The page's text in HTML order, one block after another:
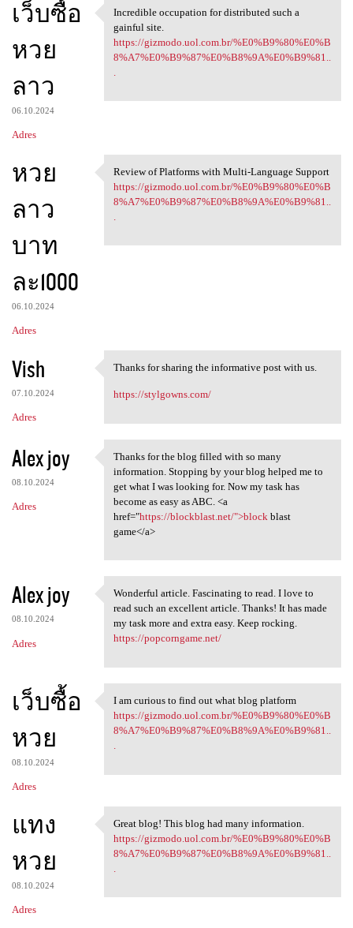
เว็บซื้อ
หวย
ลาว
06.10.2024
Adres
Incredible occupation for
Incredible occupation for distributed such a
gainful site.
https://gizmodo.uol.com.br/%E0%B9%80%E0%B
8%A7%E0%B9%87%E0%B8%9A%E0%B9%81..
หวย
ลาว
บาท
ละ1000
06.10.2024
Adres
Review of Platforms with
Review of Platforms with Multi-Language Support
https://gizmodo.uol.com.br/%E0%B9%80%E0%B
8%A7%E0%B9%87%E0%B8%9A%E0%B9%81..
Vish
07.10.2024
Adres
Thanks for sharing the
Thanks for sharing the informative post with us.
https://stylgowns.com/
Alex joy
08.10.2024
Adres
Thanks for the blog filled
Thanks for the blog filled with so many
information. Stopping by your blog helped me to
get what I was looking for. Now my task has
become as easy as ABC. <a
href="https://blockblast.net/">block blast
game</a>
Alex joy
08.10.2024
Adres
Wonderful article.
Wonderful article. Fascinating to read. I love to
read such an excellent article. Thanks! It has made
my task more and extra easy. Keep rocking.
https://popcorngame.net/
เว็บซื้อ
หวย
08.10.2024
Adres
I am curious to find out what
I am curious to find out what blog platform
https://gizmodo.uol.com.br/%E0%B9%80%E0%B
8%A7%E0%B9%87%E0%B8%9A%E0%B9%81..
แทง
หวย
08.10.2024
Adres
Great blog! This blog had
Great blog! This blog had many information.
https://gizmodo.uol.com.br/%E0%B9%80%E0%B
8%A7%E0%B9%87%E0%B8%9A%E0%B9%81..